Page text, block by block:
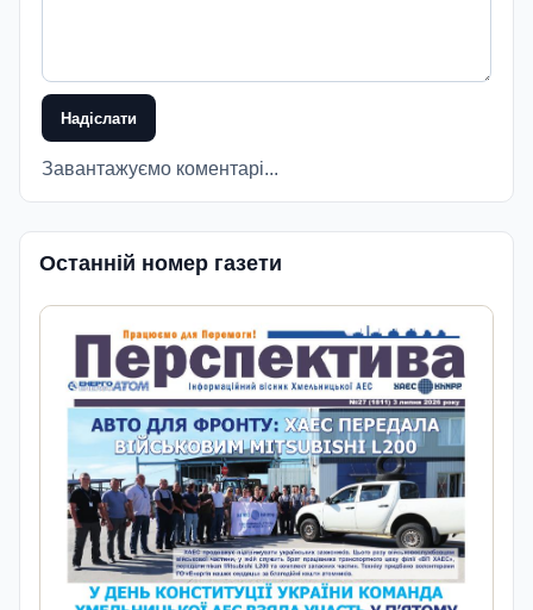
Надіслати
Завантажуємо коментарі...
Останній номер газети